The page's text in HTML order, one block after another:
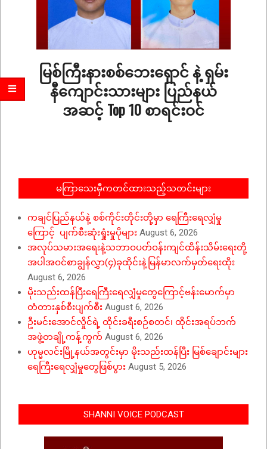
မြစ်ကြီးနားစစ်ဘေးရှောင် နဲ့ ရှမ်း
နီကျောင်းသားများ ပြည်နယ်
အဆင့် Top 10 စာရင်းဝင်
မကြာသေးမှီကတင်ထားသည့်သတင်းများ
ကချင်ပြည်နယ်နဲ့ စစ်ကိုင်းတိုင်းတို့မှာ ရေကြီးရေလျှံမှု
ကြောင့် ပျက်စီးဆုံးရှုံးမှုပိုများ August 6, 2026
အလုပ်သမားအရေးနဲ့သဘာဝပတ်ဝန်းကျင်ထိန်းသိမ်းရေးတို့
အပါအဝင်စာချွန်လွှာ(၄)ခုထိုင်းနဲ့မြန်မာလက်မှတ်ရေးထိုး
August 6, 2026
မိုးသည်းထန်ပြီးရေကြီးရေလျှံမှုတွေကြောင့်ဗန်းမောက်မှာ
တံတားနှစ်စီးပျက်စီး August 6, 2026
ဦးမင်းအောင်လှိုင်ရဲ့ ထိုင်းခရီးစဉ်စတင်၊ ထိုင်းအရပ်ဘက်
အဖွဲ့တချို့ကန့်ကွက် August 6, 2026
ဟုမ္မလင်းမြို့နယ်အတွင်းမှာ မိုးသည်းထန်ပြီး မြစ်ချောင်းများ
ရေကြီးရေလျှံမှုတွေဖြစ်ပွား August 5, 2026
SHANNI VOICE PODCAST